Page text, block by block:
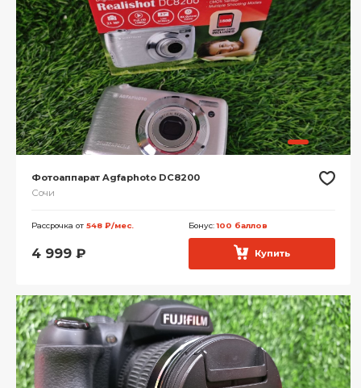
Фотоаппарат Agfaphoto DC8200
Сочи
Рассрочка от 548 ₽/мес. Бонус:100 баллов
4 999 ₽ Купить